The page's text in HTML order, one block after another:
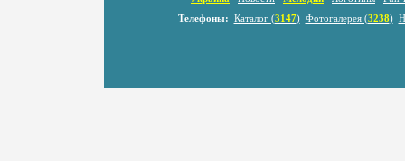
Телефоны:
Каталог (3147) Фотогалерея (3238)